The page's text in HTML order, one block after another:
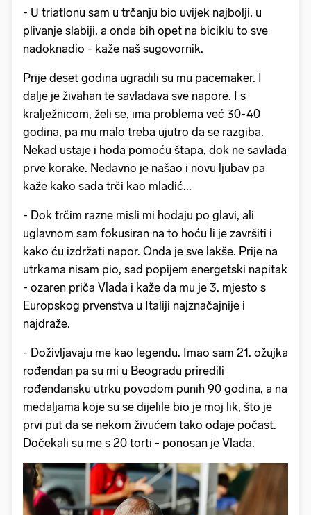
- U triatlonu sam u trčanju bio uvijek najbolji, u
plivanje slabiji, a onda bih opet na biciklu to sve
nadoknadio - kaže naš sugovornik.
Prije deset godina ugradili su mu pacemaker. I
dalje je živahan te savladava sve napore. I s
kralježnicom, želi se, ima problema već 30-40
godina, pa mu malo treba ujutro da se razgiba.
Nekad ustaje i hoda pomoću štapa, dok ne savlada
prve korake. Nedavno je našao i novu ljubav pa
kaže kako sada trči kao mladić...
- Dok trčim razne misli mi hodaju po glavi, ali
uglavnom sam fokusiran na to hoću li je završiti i
kako ću izdržati napor. Onda je sve lakše. Prije na
utrkama nisam pio, sad popijem energetski napitak
- ozaren priča Vlada i kaže da mu je 3. mjesto s
Europskog prvenstva u Italiji najznačajnije i
najdraže.
- Doživljavaju me kao legendu. Imao sam 21. ožujka
rođendan pa su mi u Beogradu priredili
rođendansku utrku povodom punih 90 godina, a na
medaljama koje su se dijelile bio je moj lik, što je
prvi put da se nekom živućem tako odaje počast.
Dočekali su me s 20 torti - ponosan je Vlada.